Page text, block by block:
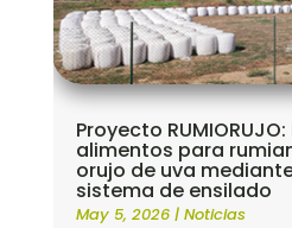
Proyecto
alimentos para
orujo de uva
sistema de ensilado
May 5, 2026| Noticias